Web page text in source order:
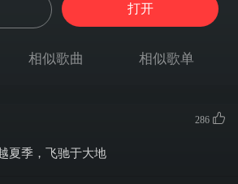
touch me（他们永远追不上我）
我的马蹄
飞驰于大地
wrong（我想现状可能出了点问题）
直接把谩骂全往身上涂抹
意妄为可有何不妥？
打开
相似歌曲 相似歌单
286
夏季，飞驰于大地